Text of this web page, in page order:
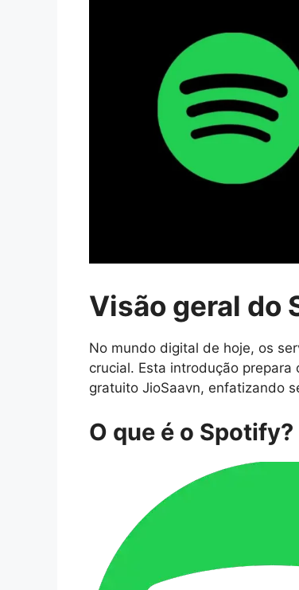
Visão geral do
No mundo digital de hoje, os
crucial. Esta introdução
gratuito JioSaavn, enfatizando
O que é o Spotify?